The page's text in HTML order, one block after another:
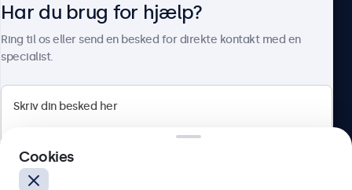
Herstedøstervej 27-29, unit A, 2620 Albertslund, Danmark
Har du brug for hjælp?
Ring til os eller send en besked for direkte kontakt med en
specialist.
Cookies